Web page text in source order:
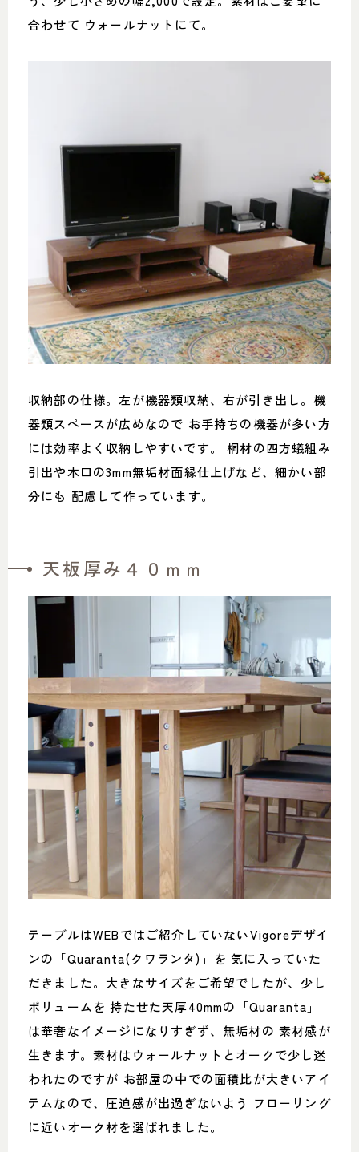
合わせて ウォールナットにて。
収納部の仕様。左が機器類収納、右が引き出し。機
器類スペースが広めなので お手持ちの機器が多い方
には効率よく収納しやすいです。 桐材の四方蟻組み
引出や木口の3mm無垢材面縁仕上げなど、細かい部
分にも 配慮して作っています。
天板厚み４０ｍｍ
テーブルはWEBではご紹介していないVigoreデザイ
ンの「Quaranta(クワランタ)」を 気に入っていた
だきました。大きなサイズをご希望でしたが、少し
ボリュームを 持たせた天厚40mmの「Quaranta」
は華奢なイメージになりすぎず、無垢材の 素材感が
生きます。素材はウォールナットとオークで少し迷
われたのですが お部屋の中での面積比が大きいアイ
テムなので、圧迫感が出過ぎないよう フローリング
に近いオーク材を選ばれました。